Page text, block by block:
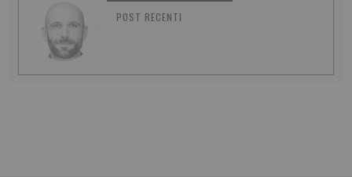
POST RECENTI